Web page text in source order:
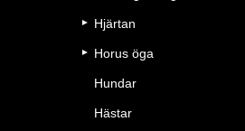
Hjärtan
Horus öga
Hundar
Hästar